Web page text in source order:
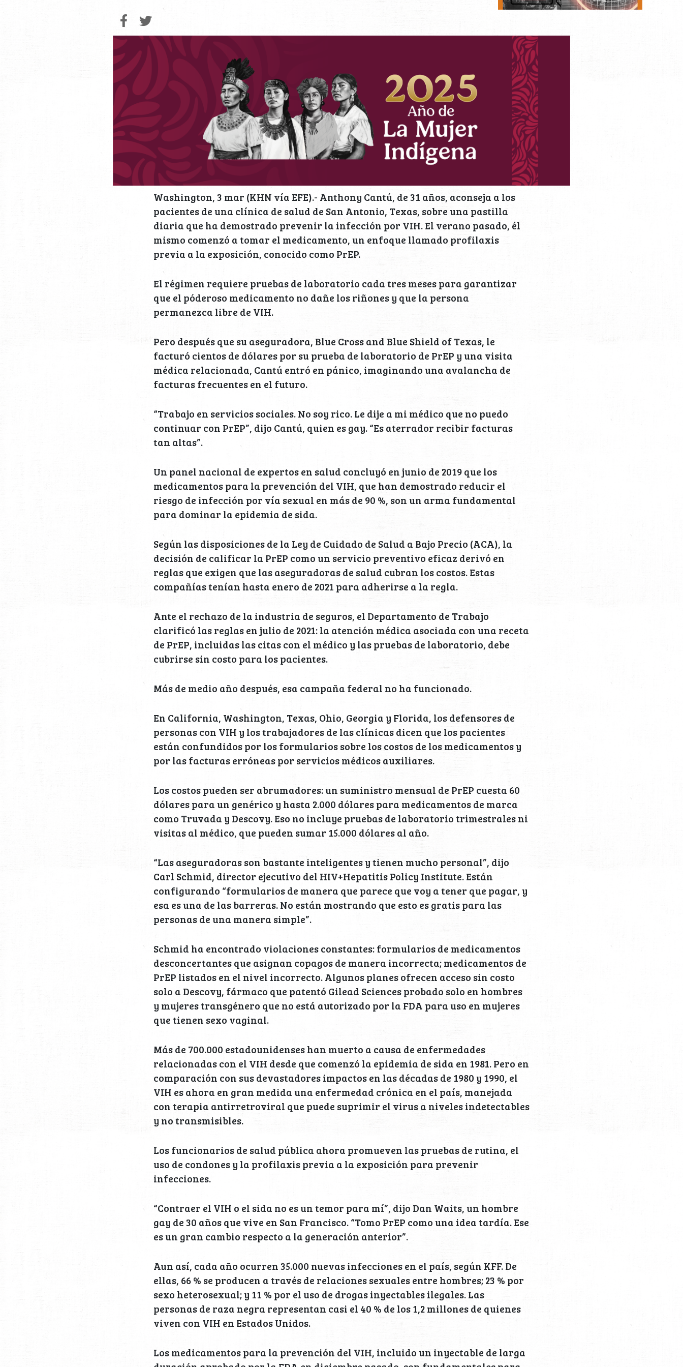
Washington, 3 mar (KHN vía EFE).- Anthony Cantú, de 31 años, aconseja a los
pacientes de una clínica de salud de San Antonio, Texas, sobre una pastilla
diaria que ha demostrado prevenir la infección por VIH. El verano pasado, él
mismo comenzó a tomar el medicamento, un enfoque llamado profilaxis
previa a la exposición, conocido como PrEP.
El régimen requiere pruebas de laboratorio cada tres meses para garantizar
que el póderoso medicamento no dañe los riñones y que la persona
permanezca libre de VIH.
Pero después que su aseguradora, Blue Cross and Blue Shield of Texas, le
facturó cientos de dólares por su prueba de laboratorio de PrEP y una visita
médica relacionada, Cantú entró en pánico, imaginando una avalancha de
facturas frecuentes en el futuro.
“Trabajo en servicios sociales. No soy rico. Le dije a mi médico que no puedo
continuar con PrEP”, dijo Cantú, quien es gay. “Es aterrador recibir facturas
tan altas”.
Un panel nacional de expertos en salud concluyó en junio de 2019 que los
medicamentos para la prevención del VIH, que han demostrado reducir el
riesgo de infección por vía sexual en más de 90 %, son un arma fundamental
para dominar la epidemia de sida.
Según las disposiciones de la Ley de Cuidado de Salud a Bajo Precio (ACA), la
decisión de calificar la PrEP como un servicio preventivo eficaz derivó en
reglas que exigen que las aseguradoras de salud cubran los costos. Estas
compañías tenían hasta enero de 2021 para adherirse a la regla.
Ante el rechazo de la industria de seguros, el Departamento de Trabajo
clarificó las reglas en julio de 2021: la atención médica asociada con una receta
de PrEP, incluidas las citas con el médico y las pruebas de laboratorio, debe
cubrirse sin costo para los pacientes.
Más de medio año después, esa campaña federal no ha funcionado.
En California, Washington, Texas, Ohio, Georgia y Florida, los defensores de
personas con VIH y los trabajadores de las clínicas dicen que los pacientes
están confundidos por los formularios sobre los costos de los medicamentos y
por las facturas erróneas por servicios médicos auxiliares.
Los costos pueden ser abrumadores: un suministro mensual de PrEP cuesta 60
dólares para un genérico y hasta 2.000 dólares para medicamentos de marca
como Truvada y Descovy. Eso no incluye pruebas de laboratorio trimestrales ni
visitas al médico, que pueden sumar 15.000 dólares al año.
“Las aseguradoras son bastante inteligentes y tienen mucho personal”, dijo
Carl Schmid, director ejecutivo del HIV+Hepatitis Policy Institute. Están
configurando “formularios de manera que parece que voy a tener que pagar, y
esa es una de las barreras. No están mostrando que esto es gratis para las
personas de una manera simple”.
Schmid ha encontrado violaciones constantes: formularios de medicamentos
desconcertantes que asignan copagos de manera incorrecta; medicamentos de
PrEP listados en el nivel incorrecto. Algunos planes ofrecen acceso sin costo
solo a Descovy, fármaco que patentó Gilead Sciences probado solo en hombres
y mujeres transgénero que no está autorizado por la FDA para uso en mujeres
que tienen sexo vaginal.
Más de 700.000 estadounidenses han muerto a causa de enfermedades
relacionadas con el VIH desde que comenzó la epidemia de sida en 1981. Pero en
comparación con sus devastadores impactos en las décadas de 1980 y 1990, el
VIH es ahora en gran medida una enfermedad crónica en el país, manejada
con terapia antirretroviral que puede suprimir el virus a niveles indetectables
y no transmisibles.
Los funcionarios de salud pública ahora promueven las pruebas de rutina, el
uso de condones y la profilaxis previa a la exposición para prevenir
infecciones.
“Contraer el VIH o el sida no es un temor para mí”, dijo Dan Waits, un hombre
gay de 30 años que vive en San Francisco. “Tomo PrEP como una idea tardía. Ese
es un gran cambio respecto a la generación anterior”.
Aun así, cada año ocurren 35.000 nuevas infecciones en el país, según KFF. De
ellas, 66 % se producen a través de relaciones sexuales entre hombres; 23 % por
sexo heterosexual; y 11 % por el uso de drogas inyectables ilegales. Las
personas de raza negra representan casi el 40 % de los 1,2 millones de quienes
viven con VIH en Estados Unidos.
Los medicamentos para la prevención del VIH, incluido un inyectable de larga